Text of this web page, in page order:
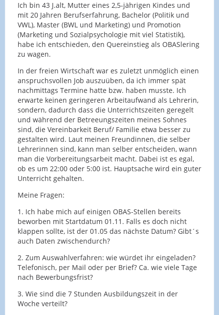
Ich bin 43 J.alt, Mutter eines 2,5-jährigen Kindes und
mit 20 Jahren Berufserfahrung, Bachelor (Politik und
VWL), Master (BWL und Marketing) und Promotion
(Marketing und Sozialpsychologie mit viel Statistik),
habe ich entschieden, den Quereinstieg als OBASlering
zu wagen.
In der freien Wirtschaft war es zuletzt unmöglich einen
anspruchsvollen Job auszuüben, da ich immer spät
nachmittags Termine hatte bzw. haben musste. Ich
erwarte keinen geringeren Arbeitaufwand als Lehrerin,
sondern, dadurch dass die Unterrichtszeiten geregelt
und während der Betreeungszeiten meines Sohnes
sind, die Vereinbarkeit Beruf/ Familie etwa besser zu
gestalten wird. Laut meinen Freundinnen, die selber
Lehrerinnen sind, kann man selber entscheiden, wann
man die Vorbereitungsarbeit macht. Dabei ist es egal,
ob es um 22:00 oder 5:00 ist. Hauptsache wird ein guter
Unterricht gehalten.
Meine Fragen:
1. Ich habe mich auf einigen OBAS-Stellen bereits
beworben mit Startdatum 01.11. Falls es doch nicht
klappen sollte, ist der 01.05 das nächste Datum? Gibt´s
auch Daten zwischendurch?
2. Zum Auswahlverfahren: wie würdet ihr eingeladen?
Telefonisch, per Mail oder per Brief? Ca. wie viele Tage
nach Bewerbungsfrist?
3. Wie sind die 7 Stunden Ausbildungszeit in der
Woche verteilt?